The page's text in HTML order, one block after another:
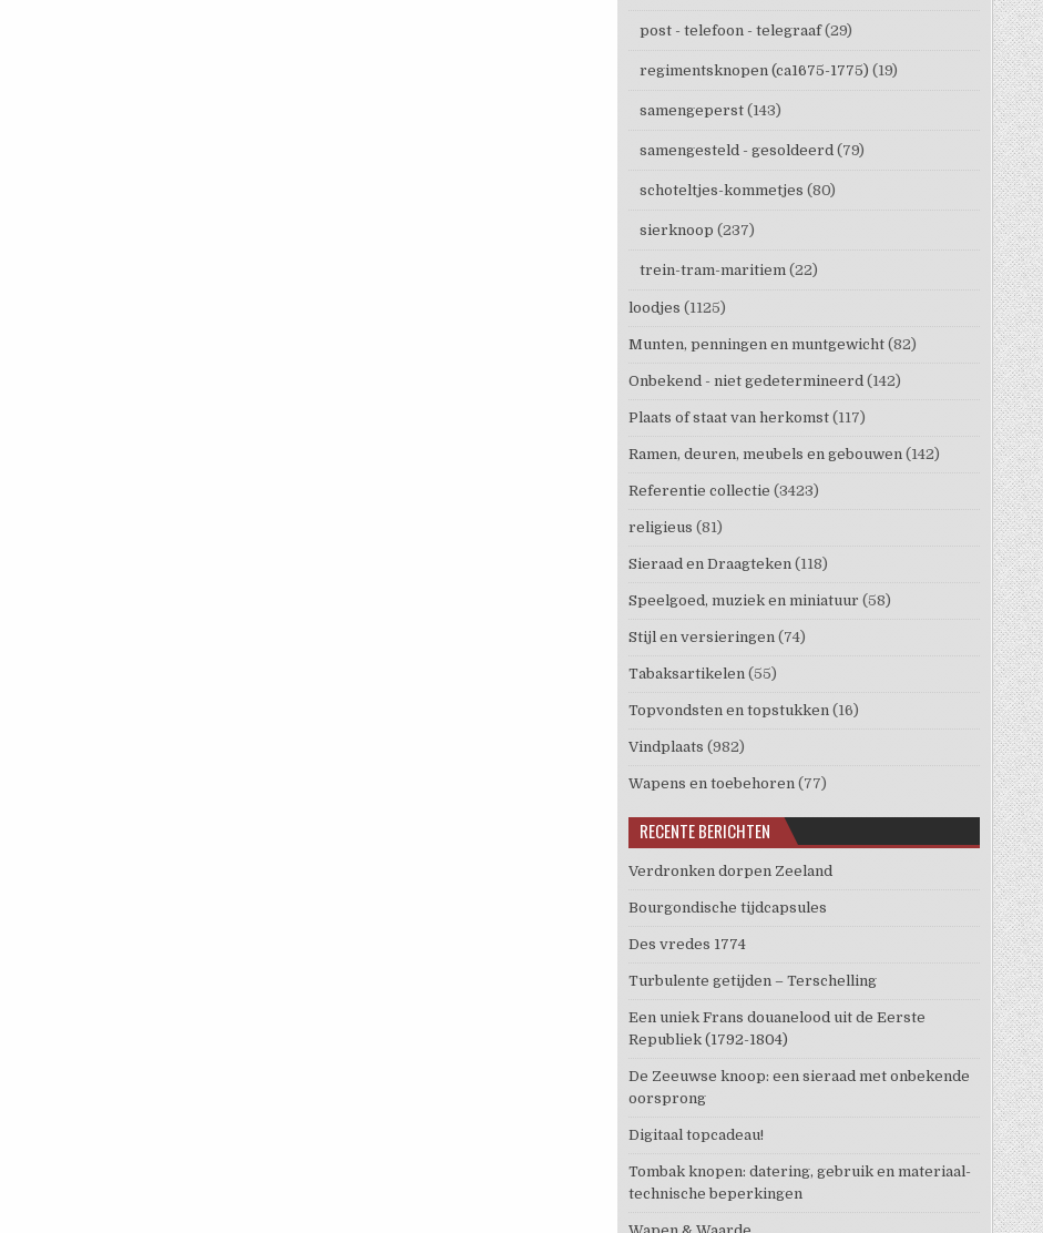
post - telefoon - telegraaf (29)
regimentsknopen (ca1675-1775) (19)
samengeperst (143)
samengesteld - gesoldeerd (79)
schoteltjes-kommetjes (80)
sierknoop (237)
trein-tram-maritiem (22)
loodjes (1125)
Munten, penningen en muntgewicht (82)
Onbekend - niet gedetermineerd (142)
Plaats of staat van herkomst (117)
Ramen, deuren, meubels en gebouwen (142)
Referentie collectie (3423)
religieus (81)
Sieraad en Draagteken (118)
Speelgoed, muziek en miniatuur (58)
Stijl en versieringen (74)
Tabaksartikelen (55)
Topvondsten en topstukken (16)
Vindplaats (982)
Wapens en toebehoren (77)
RECENTE BERICHTEN
Verdronken dorpen Zeeland
Bourgondische tijdcapsules
Des vredes 1774
Turbulente getijden – Terschelling
Een uniek Frans douanelood uit de Eerste
Republiek (1792-1804)
De Zeeuwse knoop: een sieraad met onbekende
oorsprong
Digitaal topcadeau!
Tombak knopen: datering, gebruik en materiaal-
technische beperkingen